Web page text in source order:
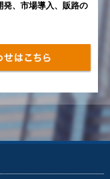
発、市場導入、販路の